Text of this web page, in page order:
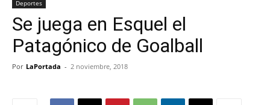
Deportes
Se juega en Esquel el
Patagónico de Goalball
Por LaPortada - 2 noviembre, 2018